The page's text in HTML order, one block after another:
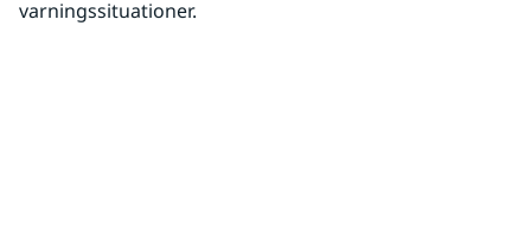
varningssituationer.